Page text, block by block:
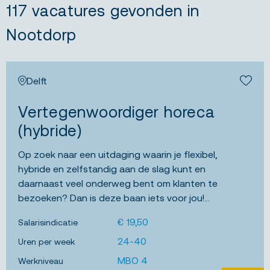
117 vacatures gevonden in
Nootdorp
Delft
Vertegenwoordiger horeca
(hybride)
Op zoek naar een uitdaging waarin je flexibel,
hybride en zelfstandig aan de slag kunt en
daarnaast veel onderweg bent om klanten te
bezoeken? Dan is deze baan iets voor jou!...
Salarisindicatie € 19,50
Uren per week 24-40
Werkniveau MBO 4